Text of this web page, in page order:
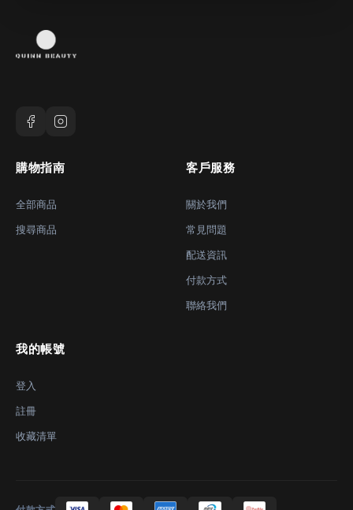
購物指南
全部商品
搜尋商品
客戶服務
關於我們
常見問題
配送資訊
付款方式
聯絡我們
我的帳號
登入
註冊
收藏清單